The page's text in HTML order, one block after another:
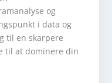
og
i data og
til en skarpere
til at dominere din